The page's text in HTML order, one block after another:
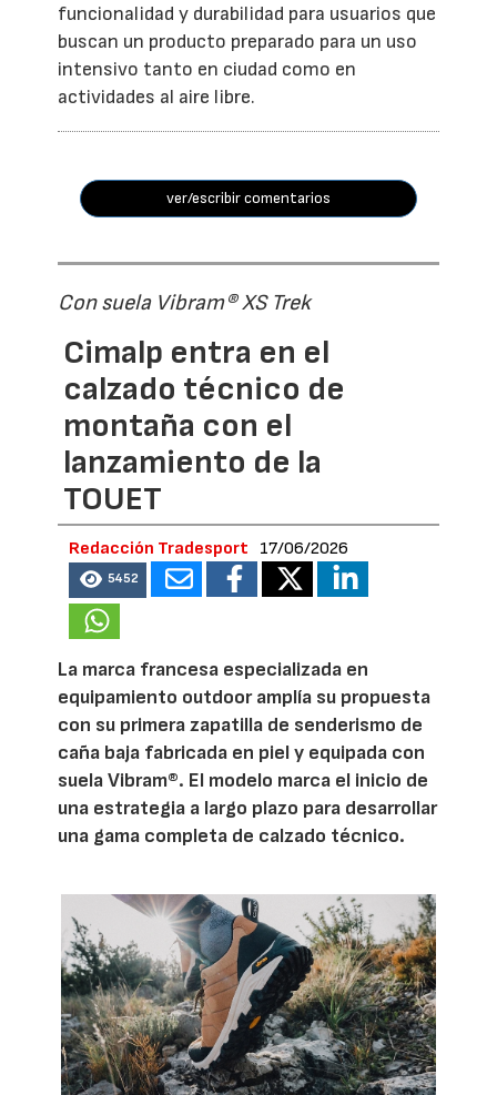
funcionalidad y durabilidad para usuarios que
buscan un producto preparado para un uso
intensivo tanto en ciudad como en
actividades al aire libre.
ver/escribir comentarios
Con suela Vibram® XS Trek
Cimalp entra en el
calzado técnico de
montaña con el
lanzamiento de la
TOUET
Redacción Tradesport 17/06/2026
5452
La marca francesa especializada en
equipamiento outdoor amplía su propuesta
con su primera zapatilla de senderismo de
caña baja fabricada en piel y equipada con
suela Vibram®. El modelo marca el inicio de
una estrategia a largo plazo para desarrollar
una gama completa de calzado técnico.